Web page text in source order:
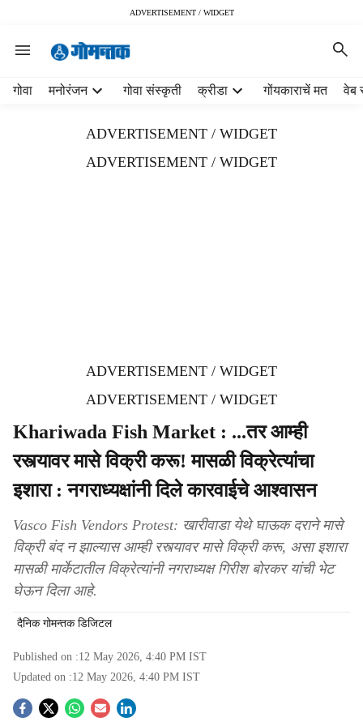
ADVERTISEMENT / WIDGET
गोवा मनोरंजन गोवा संस्कृती क्रीडा गोंयकाराचें मत वेब
ADVERTISEMENT / WIDGET
ADVERTISEMENT / WIDGET
ADVERTISEMENT / WIDGET
ADVERTISEMENT / WIDGET
Khariwada Fish Market : ...तर आम्ही
रस्त्यावर मासे विक्री करू! मासळी विक्रेत्यांचा
इशारा : नगराध्यक्षांनी दिले कारवाईचे आश्वासन
Vasco Fish Vendors Protest: खारीवाडा येथे घाऊक दराने मासे
विक्री बंद न झाल्यास आम्ही रस्त्यावर मासे विक्री करू, असा इशारा
मासळी मार्केटातील विक्रेत्यांनी नगराध्यक्ष गिरीश बोरकर यांची भेट
घेऊन दिला आहे.
दैनिक गोमन्तक डिजिटल
Published on :12 May 2026, 4:40 PM IST
Updated on :12 May 2026, 4:40 PM IST
S